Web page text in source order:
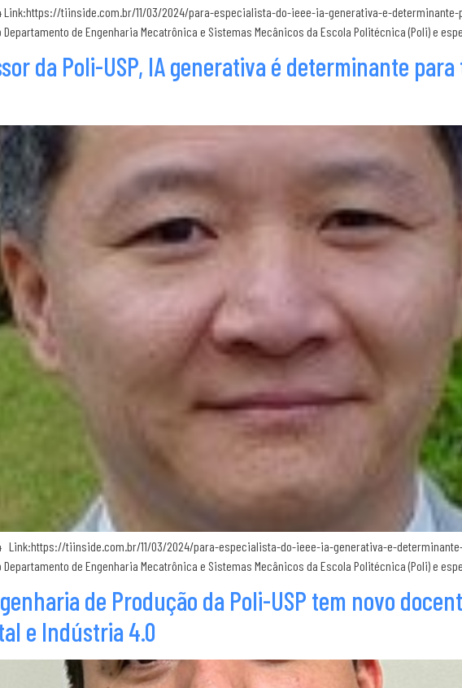
Link:https://tiinside.com.br/11/03/2024/para-especialista-do-ieee-ia-generativa-e-
de Engenharia Mecatrônica e Sistemas Mecânicos da Escola Politécnica (Poli) e
da Poli-USP, IA generativa é determinante
Link:https://tiinside.com.br/11/03/2024/para-especialista-do-ieee-ia-generativa-e-
de Engenharia Mecatrônica e Sistemas Mecânicos da Escola Politécnica (Poli) e
de Produção da Poli-USP tem novo
e Indústria 4.0